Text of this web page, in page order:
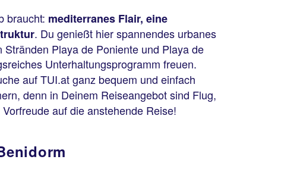
braucht: mediterranes Flair, eine
. Du genießt hier spannendes urbanes
Playa de Poniente und Playa de
Unterhaltungsprogramm freuen.
auf TUI.at ganz bequem und einfach
denn in Deinem Reiseangebot sind Flug,
auf die anstehende Reise!